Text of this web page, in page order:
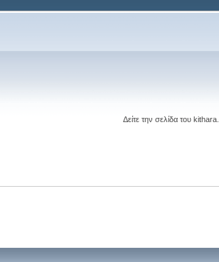
Δείτε την σελίδα του